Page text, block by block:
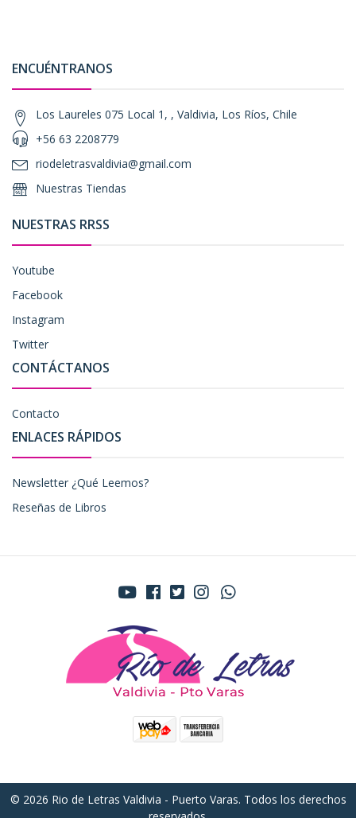
ENCUÉNTRANOS
Los Laureles 075 Local 1, , Valdivia, Los Ríos, Chile
+56 63 2208779
riodeletrasvaldivia@gmail.com
Nuestras Tiendas
NUESTRAS RRSS
Youtube
Facebook
Instagram
Twitter
CONTÁCTANOS
Contacto
ENLACES RÁPIDOS
Newsletter ¿Qué Leemos?
Reseñas de Libros
© 2026 Rio de Letras Valdivia - Puerto Varas. Todos los derechos